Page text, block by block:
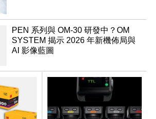
PEN 系列與 OM-30 研發中？OM
SYSTEM 揭示 2026 年新機佈局與
AI 影像藍圖